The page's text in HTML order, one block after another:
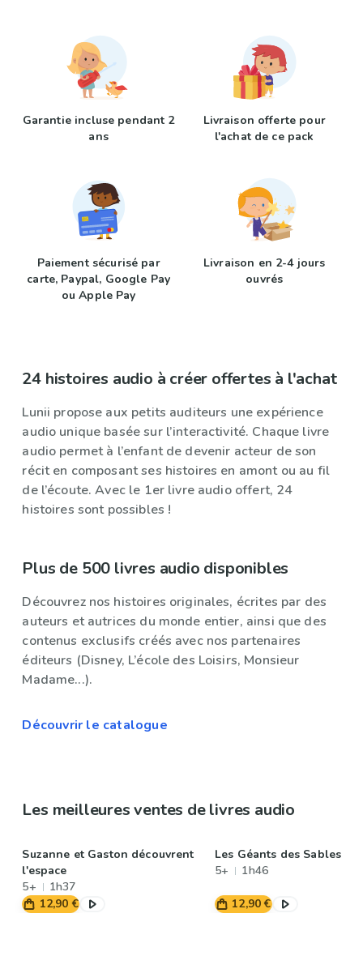
Garantie incluse pendant 2
ans
Livraison offerte pour
l'achat de ce pack
Paiement sécurisé par
carte, Paypal, Google Pay
ou Apple Pay
Livraison en 2-4 jours
ouvrés
24 histoires audio à créer offertes à l'achat
Lunii propose aux petits auditeurs une expérience
audio unique basée sur l’interactivité. Chaque livre
audio permet à l’enfant de devenir acteur de son
récit en composant ses histoires en amont ou au fil
de l’écoute. Avec le 1er livre audio offert, 24
histoires sont possibles !
Plus de 500 livres audio disponibles
Découvrez nos histoires originales, écrites par des
auteurs et autrices du monde entier, ainsi que des
contenus exclusifs créés avec nos partenaires
éditeurs (Disney, L’école des Loisirs, Monsieur
Madame...).
Découvrir le catalogue
Les meilleures ventes de livres audio
Suzanne et Gaston découvrent
l'espace
5+
1h37
12,90 €
Les Géants des Sables
5+
1h46
12,90 €